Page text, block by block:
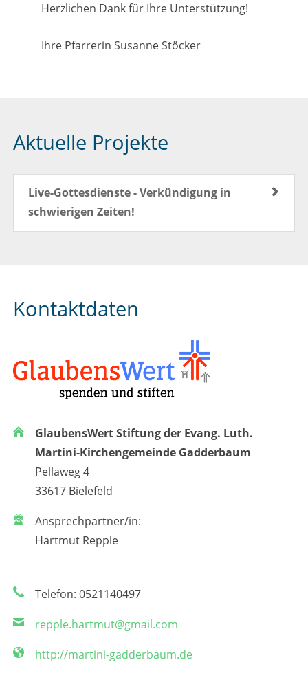
Herzlichen Dank für Ihre Unterstützung!
Ihre Pfarrerin Susanne Stöcker
Aktuelle Projekte
Live-Gottesdienste - Verkündigung in
schwierigen Zeiten!
Kontaktdaten
GlaubensWert Stiftung der Evang. Luth.
Martini-Kirchengemeinde Gadderbaum
Pellaweg 4
33617 Bielefeld
Ansprechpartner/in:
Hartmut Repple
Telefon: 0521140497
repple.hartmut@gmail.com
http://martini-gadderbaum.de